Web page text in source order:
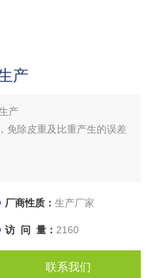
产
产
免除皮重及比重产生的误差
厂商性质： 生产厂家
访 问 量： 2160
联系我们